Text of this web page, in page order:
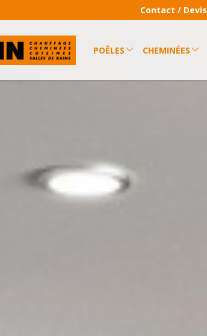
Contact / Devis
POÊLES CHEMINÉES